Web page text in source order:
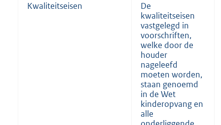
Kwaliteitseisen
De
kwaliteitseisen
vastgelegd in
voorschriften,
welke door de
houder
nageleefd
moeten worden,
staan genoemd
in de Wet
kinderopvang en
alle